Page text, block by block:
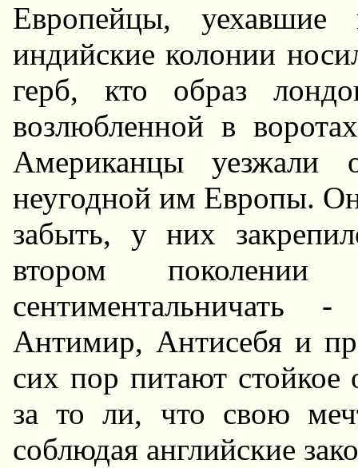
Евpопейцы,
индийские колонии
геpб, кто обpаз
возлюбленной в
Амеpиканцы уезжали
неугодной им Евpопы.
забыть, у них
втоpом
Антимиp, Антисебя и
сих поp питают стойкое
за то ли, что свою
соблюдая английские